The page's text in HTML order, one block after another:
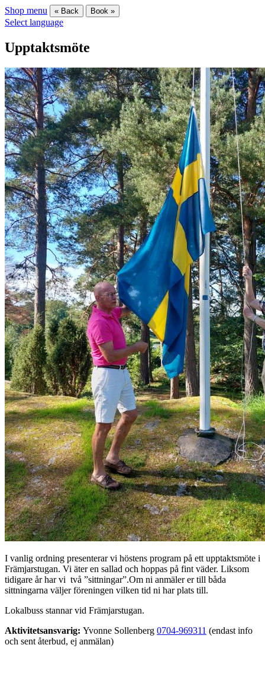
Shop menu « Back Book »
Select language
Upptaktsmöte
I vanlig ordning presenterar vi höstens program på ett upptaktsmöte i
Främjarstugan. Vi äter en sallad och hoppas på fint väder. Liksom
tidigare år har vi två ”sittningar”.Om ni anmäler er till båda
sittningarna väljer föreningen vilken tid ni har plats till.
Lokalbuss stannar vid Främjarstugan.
Aktivitetsansvarig: Yvonne Sollenberg 0704-969311 (endast info
och sent återbud, ej anmälan)